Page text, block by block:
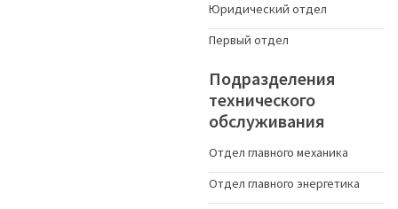
Юридический отдел
Первый отдел
Подразделения
технического
обслуживания
Отдел главного механика
Отдел главного энергетика